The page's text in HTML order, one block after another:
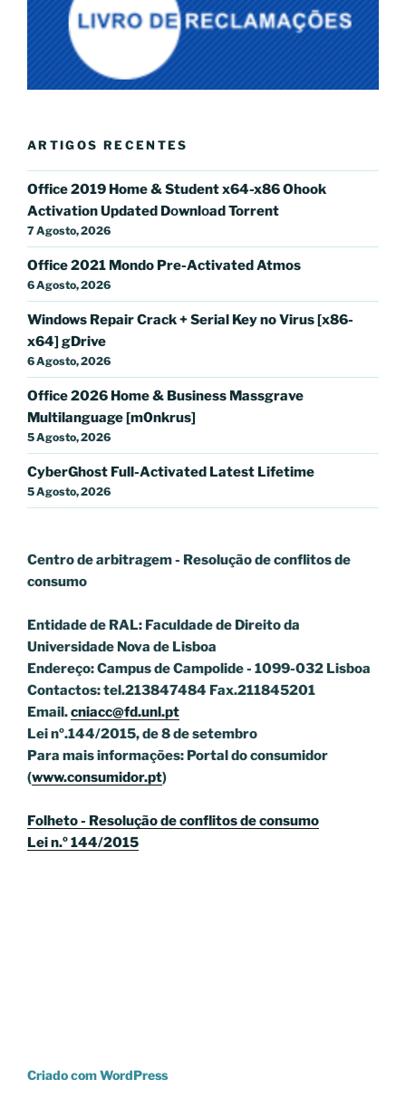
ARTIGOS RECENTES
Office 2019 Home & Student x64-x86 Ohook
Activation Updated Dоwnlоad Torrent
7 Agosto, 2026
Office 2021 Mondo Pre-Activated Atmos
6 Agosto, 2026
Windows Repair Crack + Serial Key no Virus [x86-
x64] gDrive
6 Agosto, 2026
Office 2026 Home & Business Massgrave
Multilanguage [m0nkrus]
5 Agosto, 2026
CyberGhost Full-Activated Latest Lifetime
5 Agosto, 2026
Centro de arbitragem - Resolução de conflitosde
consumo
Entidade de RAL: Faculdade de Direito da
Universidade Nova de Lisboa
Endereço: Campus de Campolide - 1099-032 Lisboa
Contactos: tel.213847484 Fax.211845201
Email.cniacc@fd.unl.pt
Lei nº.144/2015, de 8 de setembro
Para mais informações: Portal do consumidor
(www.consumidor.pt)
Folheto - Resolução de conflitos de consumo
Lei n.º 144/2015
Criado com WordPress